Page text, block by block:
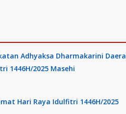
Adhyaksa Dharmakarini
1446H/2025 Masehi
Hari Raya Idulfitri 1446H/2025